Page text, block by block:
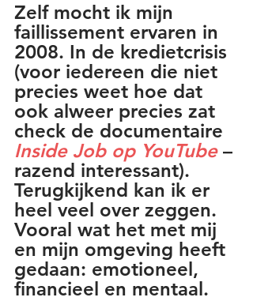
Zelf mocht ik mijn
faillissement ervaren in
2008. In de kredietcrisis
(voor iedereen die niet
precies weet hoe dat
ook alweer precies zat
check de documentaire
Inside Job op YouTube –
razend interessant).
Terugkijkend kan ik er
heel veel over zeggen.
Vooral wat het met mij
en mijn omgeving heeft
gedaan: emotioneel,
financieel en mentaal.